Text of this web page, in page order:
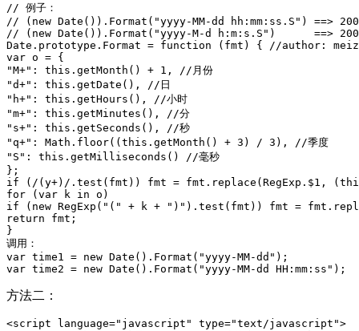
// 例子：
// (new Date()).Format("yyyy-MM-dd hh:mm:ss.S") ==>
// (new Date()).Format("yyyy-M-d h:m:s.S")      ==>
Date.prototype.Format = function (fmt) { //author:
var o = {
"M+": this.getMonth() + 1, //月份
"d+": this.getDate(), //日
"h+": this.getHours(), //小时
"m+": this.getMinutes(), //分
"s+": this.getSeconds(), //秒
"q+": Math.floor((this.getMonth() + 3) / 3), //季度
"S": this.getMilliseconds() //毫秒
};
if (/(y+)/.test(fmt)) fmt = fmt.replace(RegExp.$1,
for (var k in o)
if (new RegExp("(" + k + ")").test(fmt)) fmt =
return fmt;
}
调用：
var time1 = new Date().Format("yyyy-MM-dd");
方法二：
<script language="javascript" type="text/javascript">